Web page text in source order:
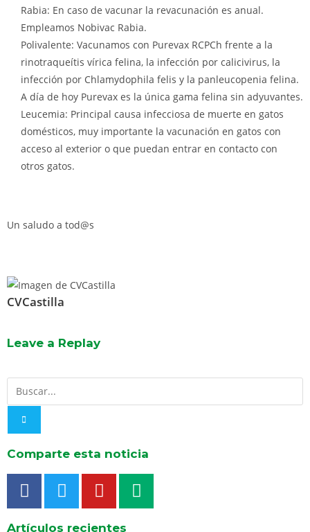
Rabia: En caso de vacunar la revacunación es anual.
Empleamos Nobivac Rabia.
Polivalente: Vacunamos con Purevax RCPCh frente a la
rinotraqueítis vírica felina, la infección por calicivirus, la
infección por Chlamydophila felis y la panleucopenia felina.
A día de hoy Purevax es la única gama felina sin adyuvantes.
Leucemia: Principal causa infecciosa de muerte en gatos
domésticos, muy importante la vacunación en gatos con
acceso al exterior o que puedan entrar en contacto con
otros gatos.
Un saludo a tod@s
CVCastilla
Leave a Replay
Comparte esta noticia
Artículos recientes